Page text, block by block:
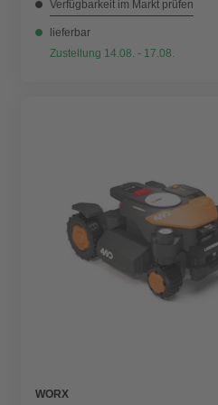
Verfügbarkeit im Markt prüfen
lieferbar
Zustellung 14.08. - 17.08.
WORX